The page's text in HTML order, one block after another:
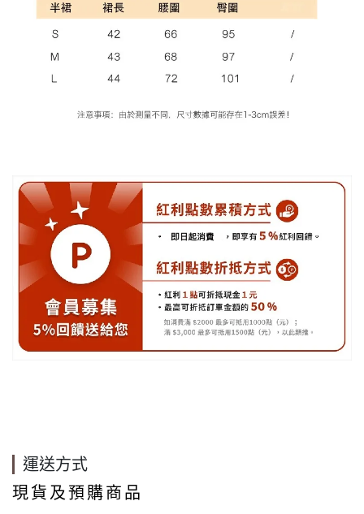
運送方式
現貨及預購商品